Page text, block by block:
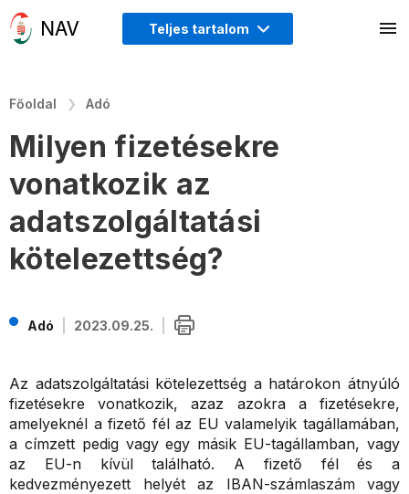
Teljes tartalom
Főoldal Adó
Milyen fizetésekre
vonatkozik az
adatszolgáltatási
kötelezettség?
Adó 2023.09.25.
Az adatszolgáltatási kötelezettség a határokon átnyúló
fizetésekre vonatkozik, azaz azokra a fizetésekre,
amelyeknél a fizető fél az EU valamelyik tagállamában,
a címzett pedig vagy egy másik EU-tagállamban, vagy
az EU-n kívül található. A fizető fél és a
kedvezményezett helyét az IBAN-számlaszám vagy